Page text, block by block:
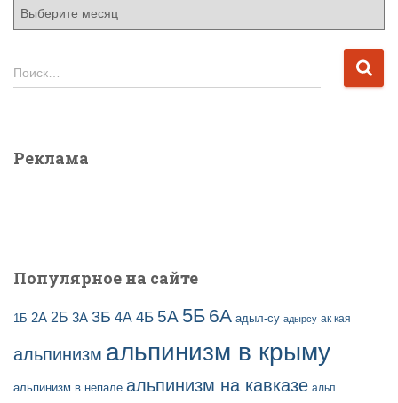
в
п
Н
а
:
Поиск…
Реклама
Популярное на сайте
1Б 2А 2Б 3А 3Б 4А 4Б 5А 5Б 6А адыл-су адырсу ак кая
альпинизм альпинизм в крыму
альпинизм в непале альпинизм на кавказе альп